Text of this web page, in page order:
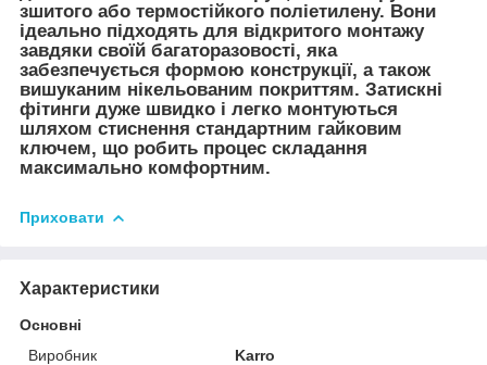
зшитого або термостійкого поліетилену. Вони
ідеально підходять для відкритого монтажу
завдяки своїй багаторазовості, яка
забезпечується формою конструкції, а також
вишуканим нікельованим покриттям. Затискні
фітинги дуже швидко і легко монтуються
шляхом стиснення стандартним гайковим
ключем, що робить процес складання
максимально комфортним.
Приховати
Характеристики
Основні
Виробник
Karro